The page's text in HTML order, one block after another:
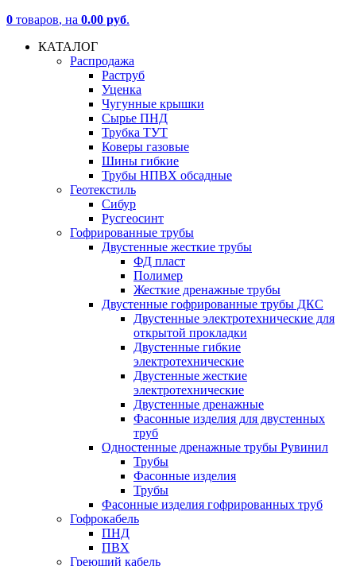
0 товаров, на 0.00 руб.
КАТАЛОГ
Распродажа
Раструб
Уценка
Чугунные крышки
Сырье ПНД
Трубка ТУТ
Коверы газовые
Шины гибкие
Трубы НПВХ обсадные
Геотекстиль
Сибур
Русгеосинт
Гофрированные трубы
Двустенные жесткие трубы
ФД пласт
Полимер
Жесткие дренажные трубы
Двустенные гофрированные трубы ДКС
Двустенные электротехнические для
открытой прокладки
Двустенные гибкие
электротехнические
Двустенные жесткие
электротехнические
Двустенные дренажные
Фасонные изделия для двустенных
труб
Одностенные дренажные трубы Рувинил
Трубы
Фасонные изделия
Трубы
Фасонные изделия гофрированных труб
Гофрокабель
ПНД
ПВХ
Греющий кабель